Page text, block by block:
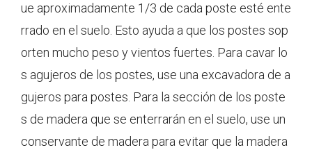
ue aproximadamente 1/3 de cada poste esté ente
rrado en el suelo. Esto ayuda a que los postes sop
orten mucho peso y vientos fuertes. Para cavar lo
s agujeros de los postes, use una excavadora de a
gujeros para postes. Para la sección de los poste
s de madera que se enterrarán en el suelo, use un
conservante de madera para evitar que la madera